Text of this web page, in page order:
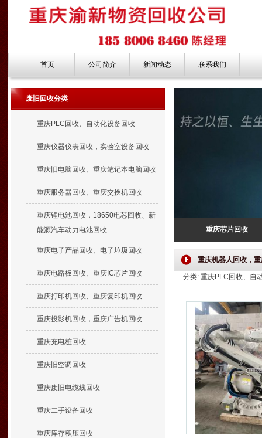
首页 公司简介 新闻动态 联系我们
废旧回收分类
重庆PLC回收、自动化设备回收
重庆仪器仪表回收，实验室设备回收
重庆旧电脑回收、重庆笔记本电脑回收
重庆服务器回收、重庆交换机回收
重庆锂电池回收，18650电芯回收、新
能源汽车动力电池回收
重庆电子产品回收、电子垃圾回收
重庆电路板回收、重庆IC芯片回收
重庆打印机回收、重庆复印机回收
重庆投影机回收，重庆广告机回收
重庆充电桩回收
重庆旧空调回收
重庆废旧电缆线回收
重庆二手设备回收
重庆库存积压回收
重庆芯片回收
重庆机器人回收，
分类: 重庆PLC回收、自